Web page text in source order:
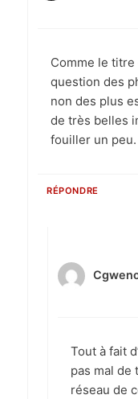
Comme le
question des
non des plus
de très belles
fouiller un peu.
RÉPONDRE
Tout à fait
pas mal de
réseau de